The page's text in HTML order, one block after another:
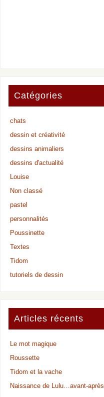
Catégories
chats
dessin et créativité
dessins animaliers
dessins d'actualité
Louise
Non classé
pastel
personnalités
Poussinette
Textes
Tidom
tutoriels de dessin
Articles récents
Le mot magique
Roussette
Tidom et la vache
Naissance de Lulu…avant-après